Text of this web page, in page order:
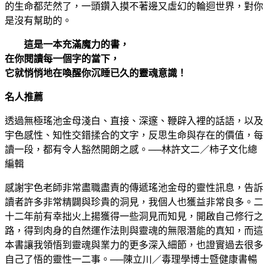
的生命都茫然了，一頭鑽入摸不著邊又虛幻的輪迴世界，對你
是沒有幫助的。
這是一本充滿魔力的書，
在你閱讀每一個字的當下，
它就悄悄地在喚醒你沉睡已久的靈魂意識！
名人推薦
透過無極瑤池金母淺白、直接、深邃、鞭辟入裡的話語，以及
宇色感性、知性交錯揉合的文字，反思生命與存在的價值，每
讀一段，都有令人豁然開朗之感。──林許文二／柿子文化總
編輯
感謝宇色老師非常盡職盡責的傳遞瑤池金母的靈性訊息，告訴
讀者許多非常精闢與珍貴的洞見，我個人也獲益非常良多。二
十二年前有幸拙火上揚獲得一些洞見而知見，開啟自己修行之
路，得到肉身的自然運作法則與靈魂的無限潛能的真知，而這
本書讓我領悟到靈魂與業力的更多深入細節，也證實過去很多
自己了悟的靈性一二事。──陳立川／毒理學博士暨健康書暢